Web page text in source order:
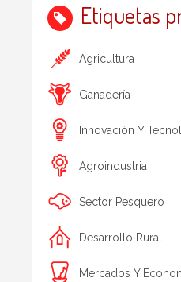
Etiquetas
Agricultura
Ganadería
Innovación Y
Agroindustria
Sector Pesquero
Desarrollo Rural
Mercados Y